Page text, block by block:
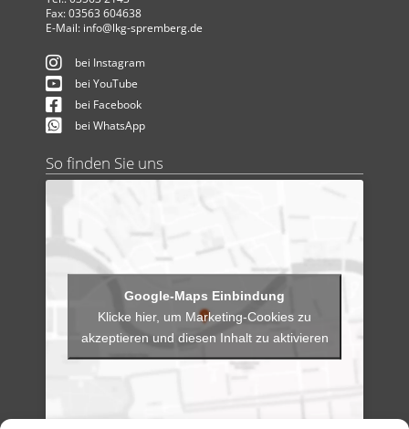
Fax: 03563 604638
E-Mail: info@lkg-spremberg.de
bei Instagram
bei YouTube
bei Facebook
bei WhatsApp
So finden Sie uns
Klicke hier, um Marketing-Cookies zu
akzeptieren und diesen Inhalt zu aktivieren